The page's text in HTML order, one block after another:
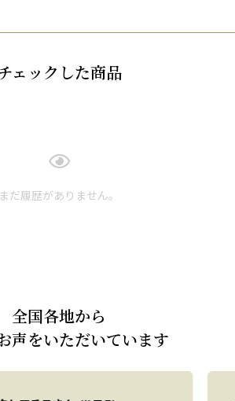
ェックした商品
まだ履歴がありません。
全国各地から
声をいただいています